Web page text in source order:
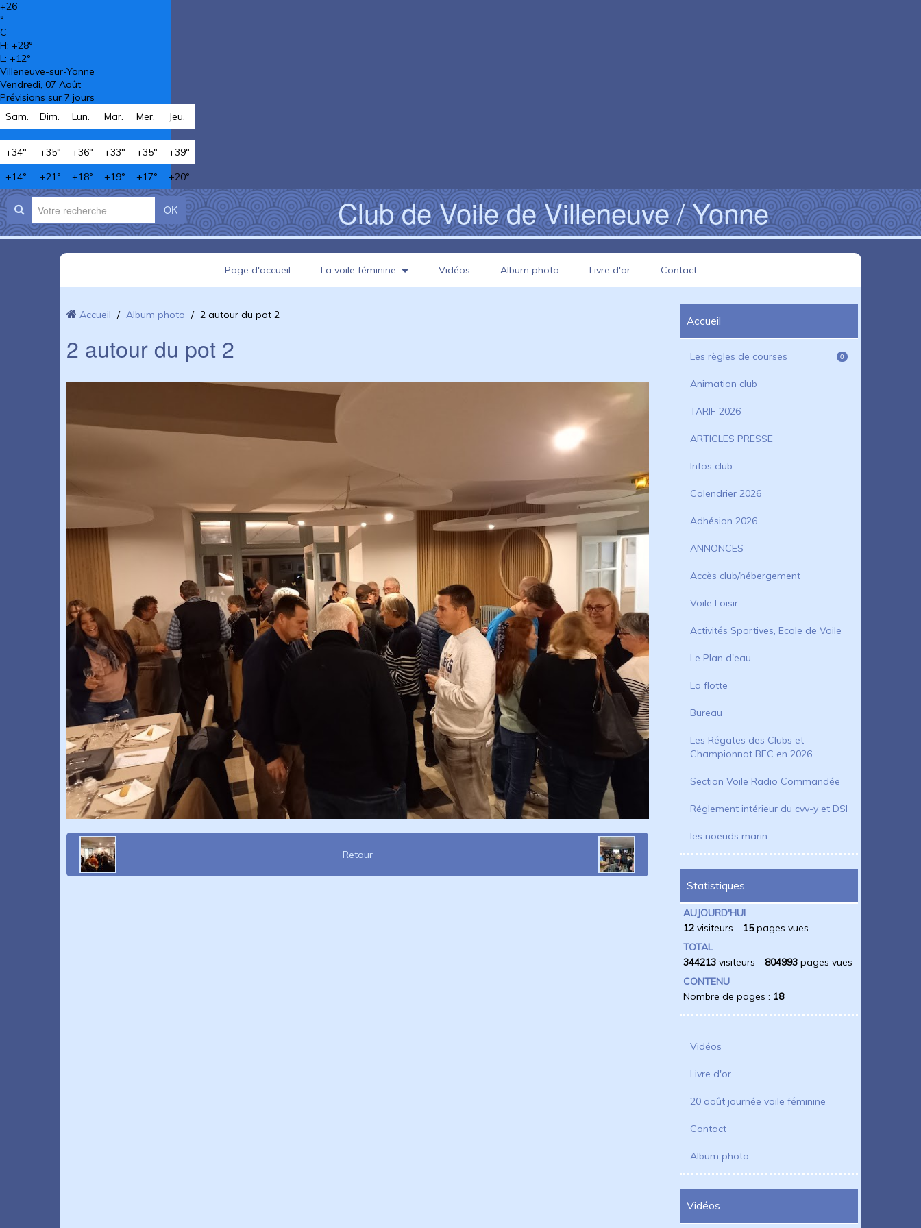
+26
°
C
H: +28°
L: +12°
Villeneuve-sur-Yonne
Vendredi, 07 Août
Prévisions sur 7 jours
Sam.
Dim. Lun. Mar. Mer. Jeu.
+34° +35° +36° +33° +35° +39°
+14° +21° +18° +19° +17° +20°
OK Club de Voile de Villeneuve / Yonne
Page d'accueil La voile féminine Vidéos Album photo Livre d'or Contact
Accueil / Album photo / 2 autour du pot 2
2 autour du pot 2
Retour
Accueil
Les règles de courses 0
Animation club
TARIF 2026
ARTICLES PRESSE
Infos club
Calendrier 2026
Adhésion 2026
ANNONCES
Accès club/hébergement
Voile Loisir
Activités Sportives, Ecole de Voile
Le Plan d'eau
La flotte
Bureau
Les Régates des Clubs et
Championnat BFC en 2026
Section Voile Radio Commandée
Réglement intérieur du cvv-y et DSI
les noeuds marin
Statistiques
AUJOURD'HUI
12visiteurs - 15pages vues
TOTAL
344213visiteurs - 804993pages vues
CONTENU
Nombre de pages : 18
Vidéos
Livre d'or
20 août journée voile féminine
Contact
Album photo
Vidéos